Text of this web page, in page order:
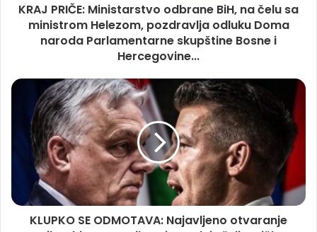
KRAJ PRIČE: Ministarstvo odbrane BiH, na čelu sa
ministrom Helezom, pozdravlja odluku Doma
naroda Parlamentarne skupštine Bosne i
Hercegovine...
KLUPKO SE ODMOTAVA: Najavljeno otvaranje